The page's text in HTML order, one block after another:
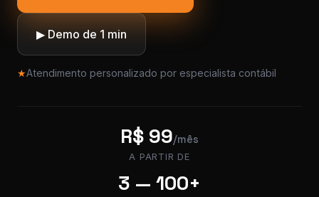
▶ Demo de 1 min
★Atendimento personalizado por especialista contábil
R$ 99/mês
A PARTIR DE
3 — 100+